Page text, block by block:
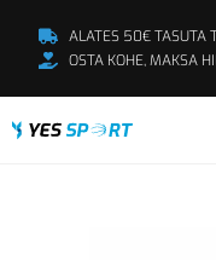
ALATES 50€ TASUTA
OSTA KOHE, MAKSA